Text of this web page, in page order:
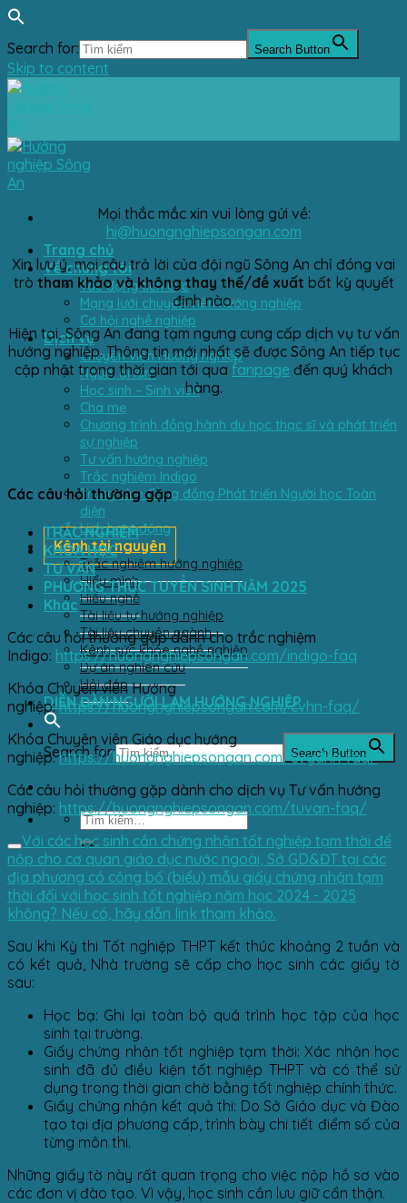
Search for: Search Button
Skip to content
Trang chủ
Về chúng tôi
Tác động tích cực
Mạng lưới chuyên viên hướng nghiệp
Cơ hội nghề nghiệp
Dịch vụ
Chuyên viên Hướng nghiệp
Người đi làm
Học sinh – Sinh viên
Cha mẹ
Chương trình đồng hành du học thạc sĩ và phát triển
sự nghiệp
Tư vấn hướng nghiệp
Trắc nghiệm Indigo
Trung tâm Cộng đồng Phát triển Người học Toàn
diện
Lịch hoạt động
Kênh tài nguyên
Trắc nghiệm hướng nghiệp
Hiểu mình
Hiểu nghề
Tài liệu tự hướng nghiệp
Tài liệu chuyên ngành
Kênh sức khỏe nghề nghiệp
Dự án nghiên cứu
Hỏi đáp
DIỄN ĐÀN NGƯỜI LÀM HƯỚNG NGHIỆP
Search for: Search Button
Mọi thắc mắc xin vui lòng gửi về:
hi@huongnghiepsongan.com
Xin lưu ý, mọi câu trả lời của đội ngũ Sông An chỉ đóng vai
trò tham khảo và không thay thế/đề xuất bất kỳ quyết
định nào.
Hiện tại, Sông An đang tạm ngưng cung cấp dịch vụ tư vấn
hướng nghiệp. Thông tin mới nhất sẽ được Sông An tiếp tục
cập nhật trong thời gian tới qua fanpage đến quý khách
hàng.
Các câu hỏi thường gặp
TRẮC NGHIỆM
KHÓA HỌC
TƯ VẤN
PHƯƠNG THỨC TUYỂN SINH NĂM 2025
Khác
Các câu hỏi thường gặp dành cho trắc nghiệm
Indigo: https://huongnghiepsongan.com/indigo-faq
Khóa Chuyên viên Hướng
nghiệp:https://huongnghiepsongan.com/cvhn-faq/
Khóa Chuyên viên Giáo dục hướng
nghiệp:https://huongnghiepsongan.com/cvgdhn-faq/
Các câu hỏi thường gặp dành cho dịch vụ Tư vấn hướng
nghiệp: https://huongnghiepsongan.com/tuvan-faq/
Với các học sinh cần chứng nhận tốt nghiệp tạm thời để
nộp cho cơ quan giáo dục nước ngoài, Sở GD&ĐT tại các
địa phương có công bố (biểu) mẫu giấy chứng nhận tạm
thời đối với học sinh tốt nghiệp năm học 2024 - 2025
không? Nếu có, hãy dẫn link tham khảo.
Sau khi Kỳ thi Tốt nghiệp THPT kết thúc khoảng 2 tuần và
có kết quả, Nhà trường sẽ cấp cho học sinh các giấy tờ
sau:​
Học bạ: Ghi lại toàn bộ quá trình học tập của học
sinh tại trường.​
Giấy chứng nhận tốt nghiệp tạm thời: Xác nhận học
sinh đã đủ điều kiện tốt nghiệp THPT và có thể sử
dụng trong thời gian chờ bằng tốt nghiệp chính thức.​
Giấy chứng nhận kết quả thi: Do Sở Giáo dục và Đào
tạo tại địa phương cấp, trình bày chi tiết điểm số của
từng môn thi.​
Những giấy tờ này rất quan trọng cho việc nộp hồ sơ vào
các đơn vị đào tạo. Vì vậy, học sinh cần lưu giữ cẩn thận.